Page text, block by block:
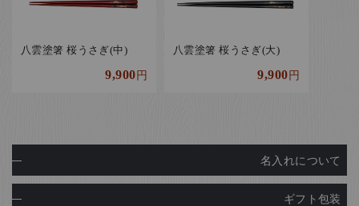
八雲塗箸 桜うさぎ(中)
9,900円
八雲塗箸 桜うさぎ(大)
9,900円
名入れについて
ギフト包装